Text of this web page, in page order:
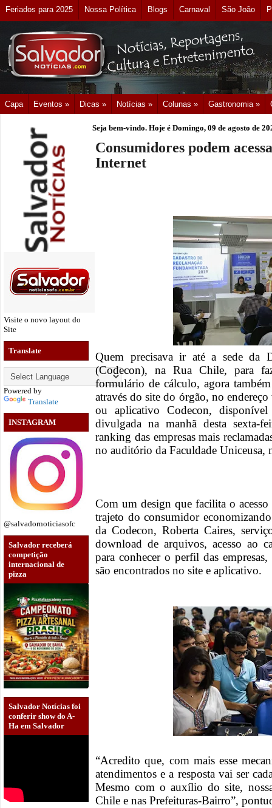
Feriados para 2025 Nossa Política Blogs Carnaval São João
Capa Eventos » Dicas » Notícias » Colunas » Gastronomia »
Visite o novo layout do
Site
Translate
Powered by
Translate
INSTAGRAM
@salvadornoticiasofc
Salvador receberá
competição
internacional de
pizza
Salvador Notícias foi
conferir show do A-
Ha em Salvador
Seja bem-vindo. Hoje é Domingo, 09 de agosto de
Consumidores podem
Internet
Quem precisava ir até a sede da
(Codecon), na Rua Chile, para
formulário de cálculo, agora
através do site do órgão, no
ou aplicativo Codecon,
divulgada na manhã desta sexta-
ranking das empresas mais
no auditório da Faculdade
Com um design que facilita o
trajeto do consumidor
da Codecon, Roberta Caires,
download de arquivos, acesso ao
para conhecer o perfil das
são encontrados no site e aplicativo.
“Acredito que, com mais esse
atendimentos e a resposta vai ser
Mesmo com o auxílio do site,
Chile e nas Prefeituras-Bairro”,